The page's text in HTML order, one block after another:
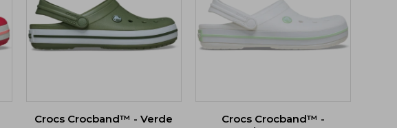
Crocs Crocband™ - Verde
Crocs Crocband™ -